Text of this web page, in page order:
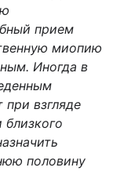
прием
миопию
Иногда в
при взгляде
половину